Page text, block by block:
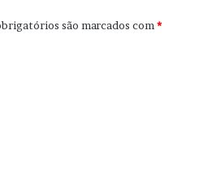
são marcados com*